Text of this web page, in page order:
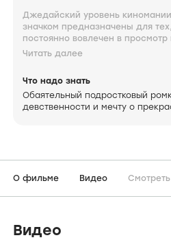
Джедайский уровень
значком предназначены для
постоянно вовлечен в
не смотрит. Глаз такого
уровне сарказма и
трудно чем-то удивить.
Читать далее
Что надо знать
Обаятельный подростковый
девственности и мечту о
О фильме Видео
Видео